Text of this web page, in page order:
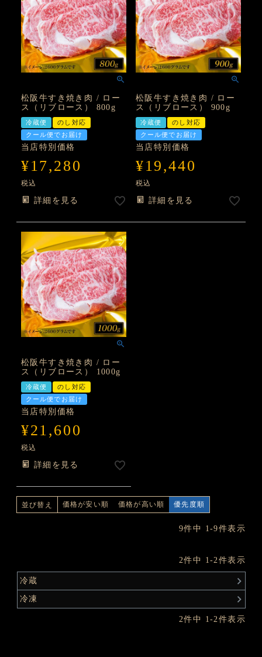
松阪牛すき焼き肉 / ロー
ス（リブロース） 800g
冷蔵便
のし対応
クール便でお届け
当店特別価格
¥17,280
税込
詳細を見る
松阪牛すき焼き肉 / ロー
ス（リブロース） 900g
冷蔵便
のし対応
クール便でお届け
当店特別価格
¥19,440
税込
詳細を見る
松阪牛すき焼き肉 / ロー
ス（リブロース） 1000g
冷蔵便
のし対応
クール便でお届け
当店特別価格
¥21,600
税込
詳細を見る
並び替え 価格が安い順 価格が高い順 優先度順
9件中 1-9件表示
2件中 1-2件表示
冷蔵
冷凍
2件中 1-2件表示